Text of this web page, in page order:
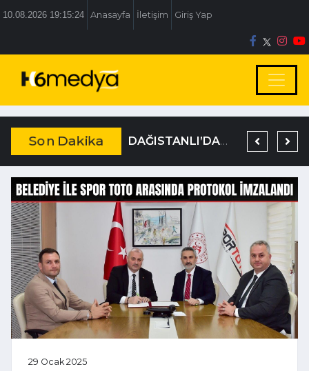
10.08.2026 19:15:24 Anasayfa İletişim Giriş Yap
Son Dakika DAĞISTANLI’DAN, ÖZLÜ’NÜN OTOGAR KARARINA SERT TEPKİ
29 Ocak 2025